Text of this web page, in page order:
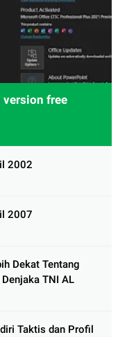
free
2002
2007
Dekat Tentang
TNI AL
Taktis dan Profil